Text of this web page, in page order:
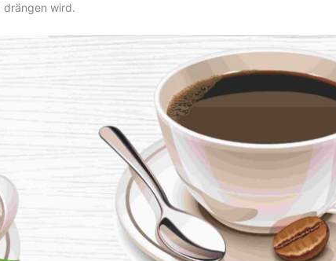
drängen wird.